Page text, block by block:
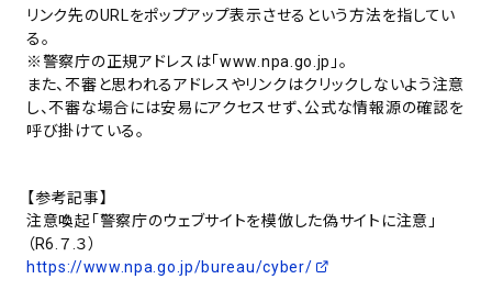
リンク先のURLをポップアップ表示させるという方法を指してい
る。
※警察庁の正規アドレスは「www.npa.go.jp」。
また、不審と思われるアドレスやリンクはクリックしないよう注意
し、不審な場合には安易にアクセスせず、公式な情報源の確認を
呼び掛けている。
【参考記事】
注意喚起「警察庁のウェブサイトを模倣した偽サイトに注意」
（R6.７.３）
https://www.npa.go.jp/bureau/cyber/